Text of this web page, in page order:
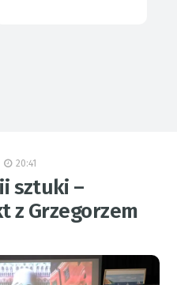
20:41
sztuki –
z Grzegorzem